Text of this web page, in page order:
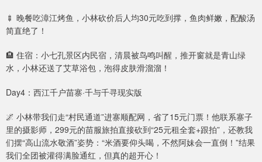
🍢 晚餐吃漳江烤鱼，小林砍价后人均30元吃到撑，鱼肉鲜嫩，配酸汤
简直绝了！
🏨 住宿：小七孔景区内民宿，清晨被鸟鸣叫醒，推开窗就是青山绿
水，小林还送了艾草浴包，泡得皮肤滑溜溜！
Day4：西江千户苗寨·千与千寻现实版
🌌 小林带我们走“村民通道”进寨顺配网，省了15元门票！他联系寨子
里的摄影师，299元的苗服旅拍直接砍到“25元租全套+跟拍”，还教我
们摆“高山流水敬酒”姿势：“米酒要仰头喝，不然阿妹会一直倒！”结果
我们全团被灌得满脸通红，但真的超开心！